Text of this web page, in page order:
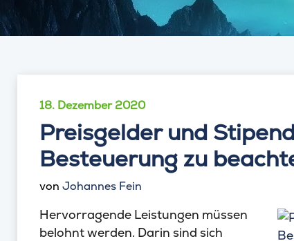
18. Dezember 2020
Preisgelder und
Besteuerung zu
von Johannes Fein
Hervorragende Leistungen müssen
belohnt werden. Darin sind sich